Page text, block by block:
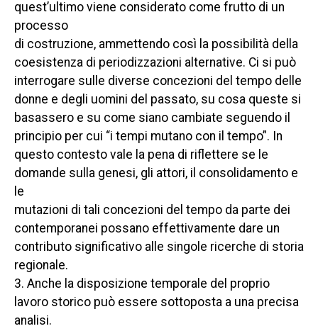
quest’ultimo viene considerato come frutto di un
processo
di costruzione, ammettendo così la possibilità della
coesistenza di periodizzazioni alternative. Ci si può
interrogare sulle diverse concezioni del tempo delle
donne e degli uomini del passato, su cosa queste si
basassero e su come siano cambiate seguendo il
principio per cui “i tempi mutano con il tempo”. In
questo contesto vale la pena di riflettere se le
domande sulla genesi, gli attori, il consolidamento e
le
mutazioni di tali concezioni del tempo da parte dei
contemporanei possano effettivamente dare un
contributo significativo alle singole ricerche di storia
regionale.
3. Anche la disposizione temporale del proprio
lavoro storico può essere sottoposta a una precisa
analisi.